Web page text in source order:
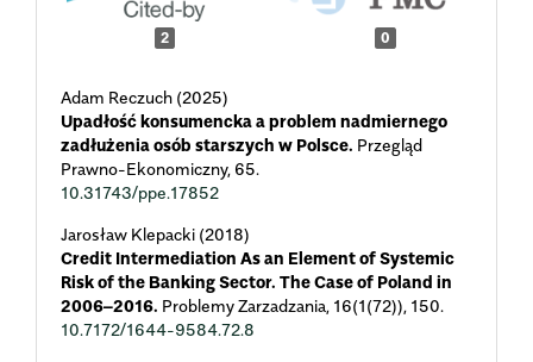
2 0
Adam Reczuch (2025)
Upadłość konsumencka a problem nadmiernego
zadłużenia osób starszych w Polsce. Przegląd
Prawno-Ekonomiczny, 65.
10.31743/ppe.17852
Jarosław Klepacki (2018)
Credit Intermediation As an Element of Systemic
Risk of the Banking Sector. The Case of Poland in
2006–2016. Problemy Zarzadzania, 16(1(72)), 150.
10.7172/1644-9584.72.8